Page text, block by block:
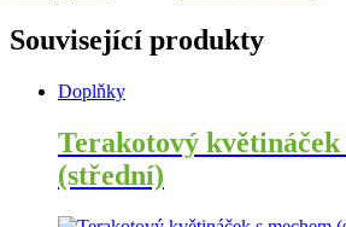
Související produkty
Doplňky
Terakotový květináček
(střední)